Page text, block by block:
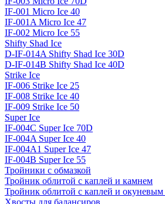
IF-001 Micro Ice 40
IF-001A Micro Ice 47
IF-002 Micro Ice 55
Shifty Shad Ice
D-IF-014A Shifty Shad Ice 30D
D-IF-014B Shifty Shad Ice 40D
Strike Ice
IF-006 Strike Ice 25
IF-008 Strike Ice 40
IF-009 Strike Ice 50
Super Ice
IF-004C Super Ice 70D
IF-004A Super Ice 40
IF-004A1 Super Ice 47
IF-004B Super Ice 55
Тройники с обмазкой
Тройник облитой с каплей и камнем
Тройник облитой с каплей и окуневым
Хвосты для балансиров